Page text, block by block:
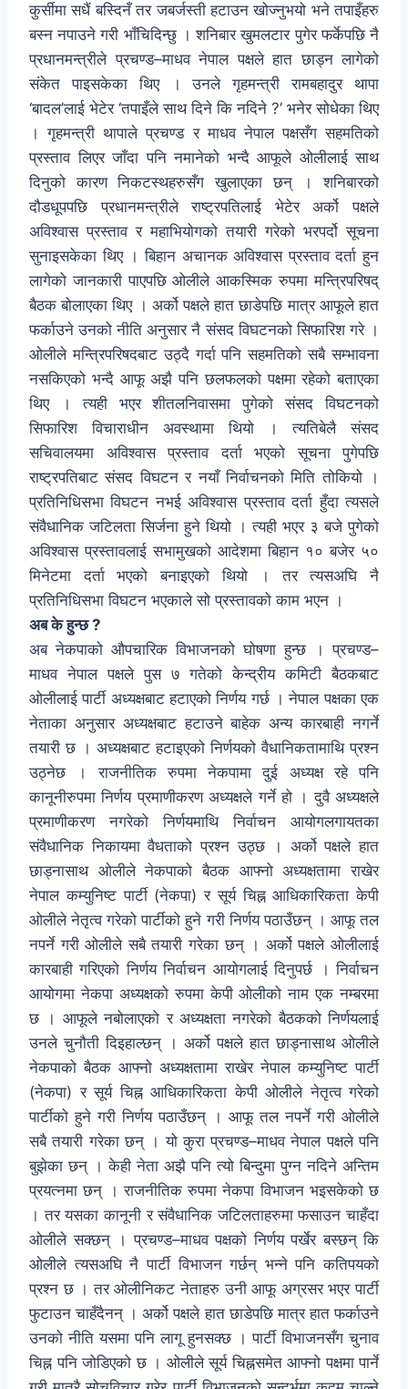
कुर्सीमा सधैं बस्दिनँ तर जबर्जस्ती हटाउन खोज्नुभयो भने तपाइँहरु
बस्न नपाउने गरी भाँचिदिन्छु । शनिबार खुमलटार पुगेर फर्केपछि नै
प्रधानमन्त्रीले प्रचण्ड–माधव नेपाल पक्षले हात छाड्न लागेको
संकेत पाइसकेका थिए । उनले गृहमन्त्री रामबहादुर थापा
‘बादल’लाई भेटेर ‘तपाइँले साथ दिने कि नदिने ?’ भनेर सोधेका थिए
। गृहमन्त्री थापाले प्रचण्ड र माधव नेपाल पक्षसँग सहमतिको
प्रस्ताव लिएर जाँदा पनि नमानेको भन्दै आफूले ओलीलाई साथ
दिनुको कारण निकटस्थहरुसँग खुलाएका छन् । शनिबारको
दौडधूपपछि प्रधानमन्त्रीले राष्ट्रपतिलाई भेटेर अर्को पक्षले
अविश्वास प्रस्ताव र महाभियोगको तयारी गरेको भरपर्दो सूचना
सुनाइसकेका थिए । बिहान अचानक अविश्वास प्रस्ताव दर्ता हुन
लागेको जानकारी पाएपछि ओलीले आकस्मिक रुपमा मन्त्रिपरिषद्
बैठक बोलाएका थिए । अर्को पक्षले हात छाडेपछि मात्र आफूले हात
फर्काउने उनको नीति अनुसार नै संसद विघटनको सिफारिश गरे ।
ओलीले मन्त्रिपरिषदबाट उठ्दै गर्दा पनि सहमतिको सबै सम्भावना
नसकिएको भन्दै आफू अझै पनि छलफलको पक्षमा रहेको बताएका
थिए । त्यही भएर शीतलनिवासमा पुगेको संसद विघटनको
सिफारिश विचाराधीन अवस्थामा थियो । त्यतिबेलै संसद
सचिवालयमा अविश्वास प्रस्ताव दर्ता भएको सूचना पुगेपछि
राष्ट्रपतिबाट संसद विघटन र नयाँ निर्वाचनको मिति तोकियो ।
प्रतिनिधिसभा विघटन नभई अविश्वास प्रस्ताव दर्ता हुँदा त्यसले
संवैधानिक जटिलता सिर्जना हुने थियो । त्यही भएर ३ बजे पुगेको
अविश्वास प्रस्तावलाई सभामुखको आदेशमा बिहान १० बजेर ५०
मिनेटमा दर्ता भएको बनाइएको थियो । तर त्यसअघि नै
प्रतिनिधिसभा विघटन भएकाले सो प्रस्तावको काम भएन ।
अब के हुन्छ ?
अब नेकपाको औपचारिक विभाजनको घोषणा हुन्छ । प्रचण्ड–
माधव नेपाल पक्षले पुस ७ गतेको केन्द्रीय कमिटी बैठकबाट
ओलीलाई पार्टी अध्यक्षबाट हटाएको निर्णय गर्छ । नेपाल पक्षका एक
नेताका अनुसार अध्यक्षबाट हटाउने बाहेक अन्य कारबाही नगर्ने
तयारी छ । अध्यक्षबाट हटाइएको निर्णयको वैधानिकतामाथि प्रश्न
उठ्नेछ । राजनीतिक रुपमा नेकपामा दुई अध्यक्ष रहे पनि
कानूनीरुपमा निर्णय प्रमाणीकरण अध्यक्षले गर्ने हो । दुवै अध्यक्षले
प्रमाणीकरण नगरेको निर्णयमाथि निर्वाचन आयोगलगायतका
संवैधानिक निकायमा वैधताको प्रश्न उठ्छ । अर्को पक्षले हात
छाड्नासाथ ओलीले नेकपाको बैठक आफ्नो अध्यक्षतामा राखेर
नेपाल कम्युनिष्ट पार्टी (नेकपा) र सूर्य चिह्न आधिकारिकता केपी
ओलीले नेतृत्व गरेको पार्टीको हुने गरी निर्णय पठाउँछन् । आफू तल
नपर्ने गरी ओलीले सबै तयारी गरेका छन् । अर्को पक्षले ओलीलाई
कारबाही गरिएको निर्णय निर्वाचन आयोगलाई दिनुपर्छ । निर्वाचन
आयोगमा नेकपा अध्यक्षको रुपमा केपी ओलीको नाम एक नम्बरमा
छ । आफूले नबोलाएको र अध्यक्षता नगरेको बैठकको निर्णयलाई
उनले चुनौती दिइहाल्छन् । अर्को पक्षले हात छाड्नासाथ ओलीले
नेकपाको बैठक आफ्नो अध्यक्षतामा राखेर नेपाल कम्युनिष्ट पार्टी
(नेकपा) र सूर्य चिह्न आधिकारिकता केपी ओलीले नेतृत्व गरेको
पार्टीको हुने गरी निर्णय पठाउँछन् । आफू तल नपर्ने गरी ओलीले
सबै तयारी गरेका छन् । यो कुरा प्रचण्ड–माधव नेपाल पक्षले पनि
बुझेका छन् । केही नेता अझै पनि त्यो बिन्दुमा पुग्न नदिने अन्तिम
प्रयत्नमा छन् । राजनीतिक रुपमा नेकपा विभाजन भइसकेको छ
। तर यसका कानूनी र संवैधानिक जटिलताहरुमा फसाउन चाहँदा
ओलीले सक्छन् । प्रचण्ड–माधव पक्षको निर्णय पर्खेर बस्छन् कि
ओलीले त्यसअघि नै पार्टी विभाजन गर्छन् भन्ने पनि कतिपयको
प्रश्न छ । तर ओलीनिकट नेताहरु उनी आफू अग्रसर भएर पार्टी
फुटाउन चाहँदैनन् । अर्को पक्षले हात छाडेपछि मात्र हात फर्काउने
उनको नीति यसमा पनि लागू हुनसक्छ । पार्टी विभाजनसँग चुनाव
चिह्न पनि जोडिएको छ । ओलीले सूर्य चिह्नसमेत आफ्नो पक्षमा पार्ने